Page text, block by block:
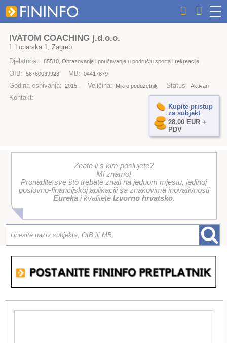
IVATOM COACHING j.d.o.o.
I. Loparska 1, Zagreb
Djelatnost: 85510, Obrazovanje i poučavanje u području sporta i rekreacije
OIB: 56760039923 MB: 04417879
Godina osnivanja: 2015. Veličina: Mikro poduzetnik Status: Aktivan
Kontakt:
Kupite pristup
za subjekt
28,00 EUR +
PDV
Znate li s kim poslujete?
Mi znamo!
Pronađite sve što trebate znati na jednom mjestu, jedinoj
poslovno-financijskoj aplikaciji sa znakovima inovativnosti
Eurekai kvalitete Izvorno hrvatsko.